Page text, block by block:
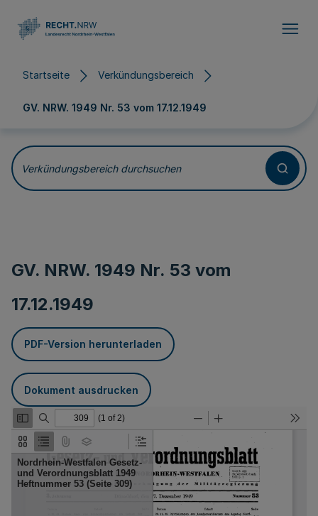
Startseite Verkündungsbereich
GV. NRW. 1949 Nr. 53 vom 17.12.1949
Verkündungsbereich durchsuchen
GV. NRW. 1949 Nr. 53 vom
17.12.1949
PDF-Version herunterladen
Dokument ausdrucken